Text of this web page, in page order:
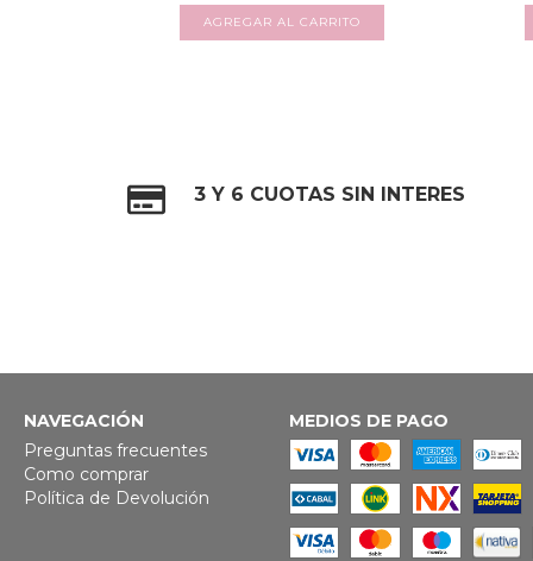
3 Y 6 CUOTAS SIN INTERES
NAVEGACIÓN
Preguntas frecuentes
Como comprar
Política de Devolución
MEDIOS DE PAGO